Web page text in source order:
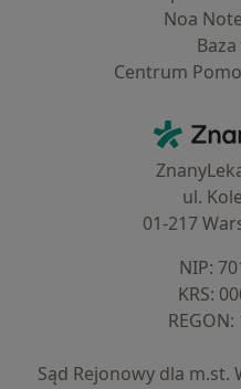
Noa
Centrum
ul.
01-217
NIP:
KRS:
Sąd Rejonowy dla m.st.